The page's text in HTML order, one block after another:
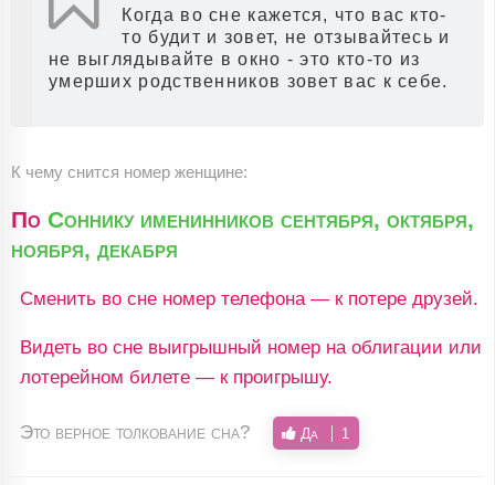
Когда во сне кажется, что вас кто-
то будит и зовет, не отзывайтесь и
не выглядывайте в окно - это кто-то из
умерших родственников зовет вас к себе.
К чему снится номер женщине:
По Соннику именинников сентября, октября,
ноября, декабря
Сменить во сне номер телефона — к потере друзей.
Видеть во сне выигрышный номер на облигации или
лотерейном билете — к проигрышу.
Это верное толкование сна? Да 1